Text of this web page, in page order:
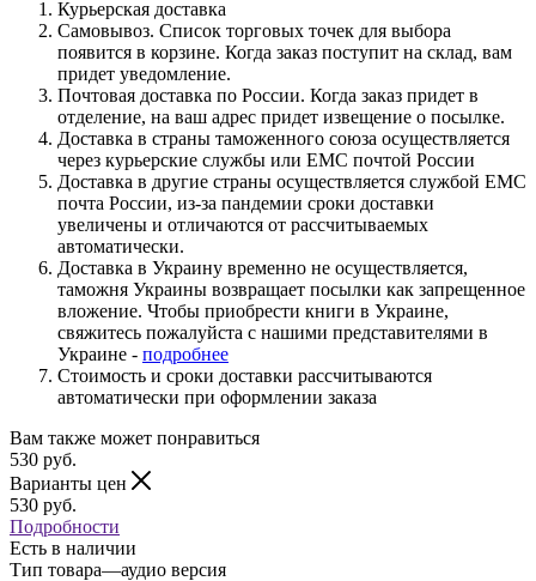
Курьерская доставка
Самовывоз. Список торговых точек для выбора
появится в корзине. Когда заказ поступит на склад, вам
придет уведомление.
Почтовая доставка по России. Когда заказ придет в
отделение, на ваш адрес придет извещение о посылке.
Доставка в страны таможенного союза осуществляется
через курьерские службы или ЕМС почтой России
Доставка в другие страны осуществляется службой ЕМС
почта России, из-за пандемии сроки доставки
увеличены и отличаются от рассчитываемых
автоматически.
Доставка в Украину временно не осуществляется,
таможня Украины возвращает посылки как запрещенное
вложение. Чтобы приобрести книги в Украине,
свяжитесь пожалуйста с нашими представителями в
Украине - подробнее
Стоимость и сроки доставки рассчитываются
автоматически при оформлении заказа
Вам также может понравиться
530 руб.
Варианты цен
530 руб.
Подробности
Есть в наличии
Тип товара—аудио версия